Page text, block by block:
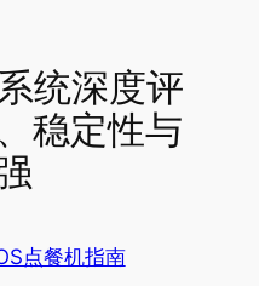
统深度评
稳定性与
点餐机指南